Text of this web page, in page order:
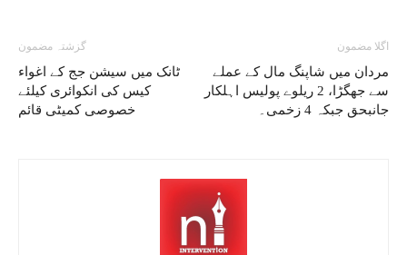
گزشتہ مضمون
ٹانک میں سیشن جج کے اغواء
کیس کی انکوائری کیلئے
خصوصی کمیٹی قائم
اگلا مضمون
مردان میں شاپنگ مال کے عملے
سے جھگڑا، 2 ریلوے پولیس اہلکار
جانبحق جبکہ 4 زخمی۔